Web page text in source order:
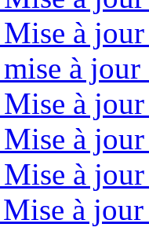
à
à jour
à
à
à
à jour